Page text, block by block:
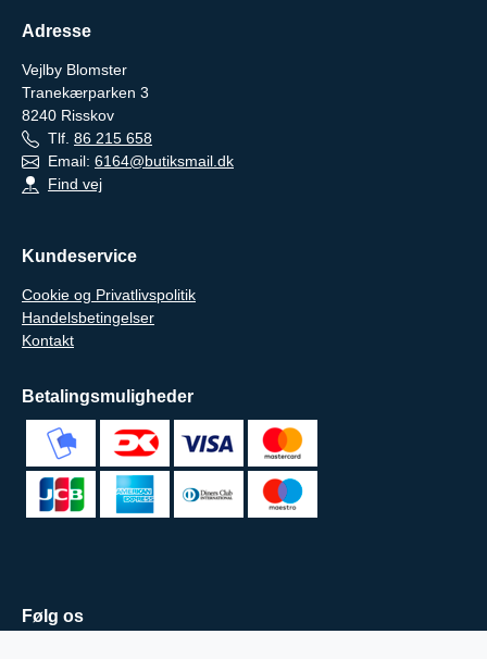
Adresse
Vejlby Blomster
Tranekærparken 3
8240 Risskov
Tlf. 86 215 658
Email: 6164@butiksmail.dk
Find vej
Kundeservice
Cookie og Privatlivspolitik
Handelsbetingelser
Kontakt
Betalingsmuligheder
Følg os